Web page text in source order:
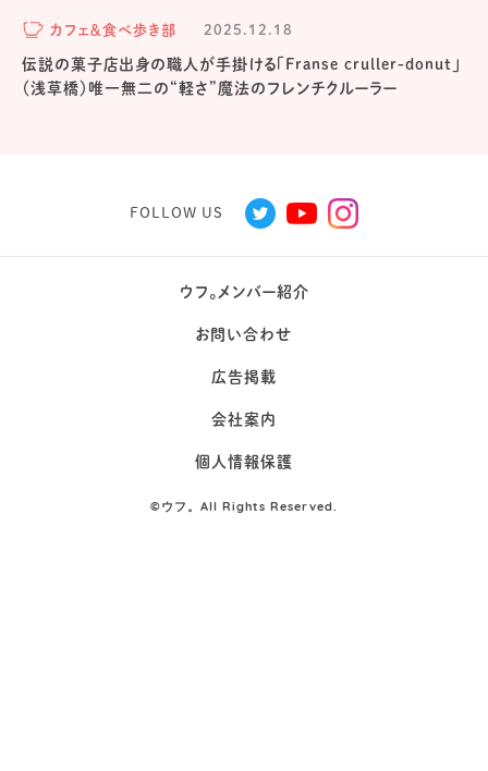
カフェ＆食べ歩き部 2025.12.18
伝説の菓子店出身の職人が手掛ける「Franse cruller-donut」
（浅草橋）唯一無二の“軽さ”魔法のフレンチクルーラー
FOLLOW US
ウフ。メンバー紹介
お問い合わせ
広告掲載
会社案内
個人情報保護
©ウフ。All Rights Reserved.